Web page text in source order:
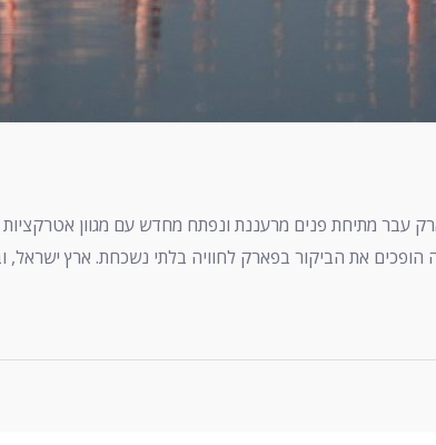
עבר מתיחת פנים מרעננת ונפתח מחדש עם מגוון
את הביקור בפארק לחוויה בלתי נשכחת. ארץ ישראל,